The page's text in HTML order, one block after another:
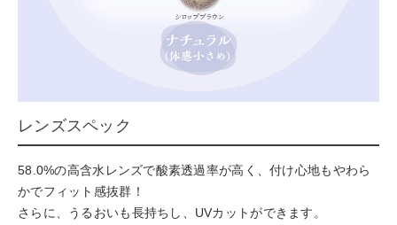
レンズスペック
58.0%の高含水レンズで酸素透過率が高く、付け心地もやわら
かでフィット感抜群！
さらに、うるおいも長持ちし、UVカットができます。